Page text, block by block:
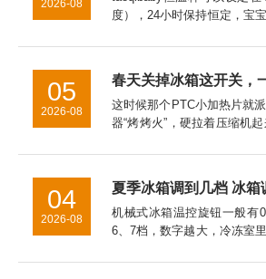
度），24小时保持恒定，宝
taoqibaby恒温杯已经成为
2026-08
春天关掉冰箱这开关，
这时候那个PTC小加热片就
器“烤烤火”，硬拉着压缩机
白白多跑100度电。冷冻室
05
2026-08
夏季冰箱调到几档 冰箱
机械式冰箱温控旋钮一般有
6、7档，数字越大，冷冻室
季节温度变化来调节，一般
04
2026-08